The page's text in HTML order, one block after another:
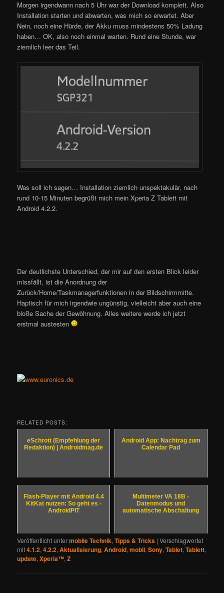
Morgen irgendwann nach 5 Uhr war der Download komplett. Also
Installation starten und abwarten, was mich so erwartet. Aber
Nein, noch eine Hürde, der Akku muss mindestens 50% Ladung
haben… OK, also noch einmal warten. Rund eine Stunde, war
ziemlich leer das Teil.
Was soll ich sagen… Installation ziemlich unspektakulär, nach
rund 10-15 Minuten begrüßt mich mein Xperia Z Tablett mit
Android 4.2.2.
Der deutlichste Unterschied, der mir auf den ersten Blick leider
missfällt, ist die Anordnung der
Zurück/Home/Taskmanagerfunktionen in der Bildschirmmitte.
Haptisch für mich irgendwie ungünstig, vielleicht aber auch eine
bloße Sache der Gewöhnung. Alles weitere werde ich jetzt
erstmal austesten
RELATED POSTS:
eSchrott (Empfehlung der
Redaktion) | Androidmag.de
Android App: Nachtrag zum
Calendar Pad
Flash-Player mit Android 4.4
KitKat nutzen: So geht es -
AndroidPIT
Multimeter VA 18B -
Datenmodus und
automatische Abschaltung
Veröffentlicht untermobile Technik,Tipps & Tricks |Verschlagwortet
mit4.1.2,4.2.2,Aktualisierung,Android,mobil,Sony,Tablet,Tablett,
update,Xperia™,Z